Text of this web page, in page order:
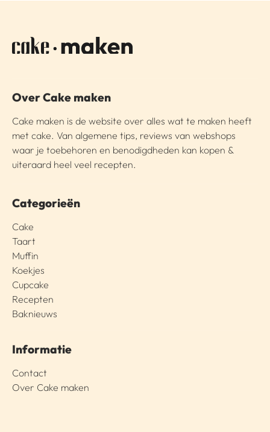
Over Cake maken
Cake maken is de website over alles wat te maken heeft
met cake. Van algemene tips, reviews van webshops
waar je toebehoren en benodigdheden kan kopen &
uiteraard heel veel recepten.
Categorieën
Cake
Taart
Muffin
Koekjes
Cupcake
Recepten
Baknieuws
Informatie
Contact
Over Cake maken